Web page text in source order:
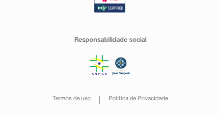
Responsabilidade social
Termos de uso Política de Privacidade